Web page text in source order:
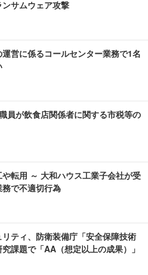
サムウェア攻撃
運営に係るコールセンター業務で1名
員が飲食店関係者に関する市税等の
転用 ～ 大和ハウス工業子会社が受
で不適切行為
リティ、防衛装備庁「安全保障技術
課題で「AA（想定以上の成果）」